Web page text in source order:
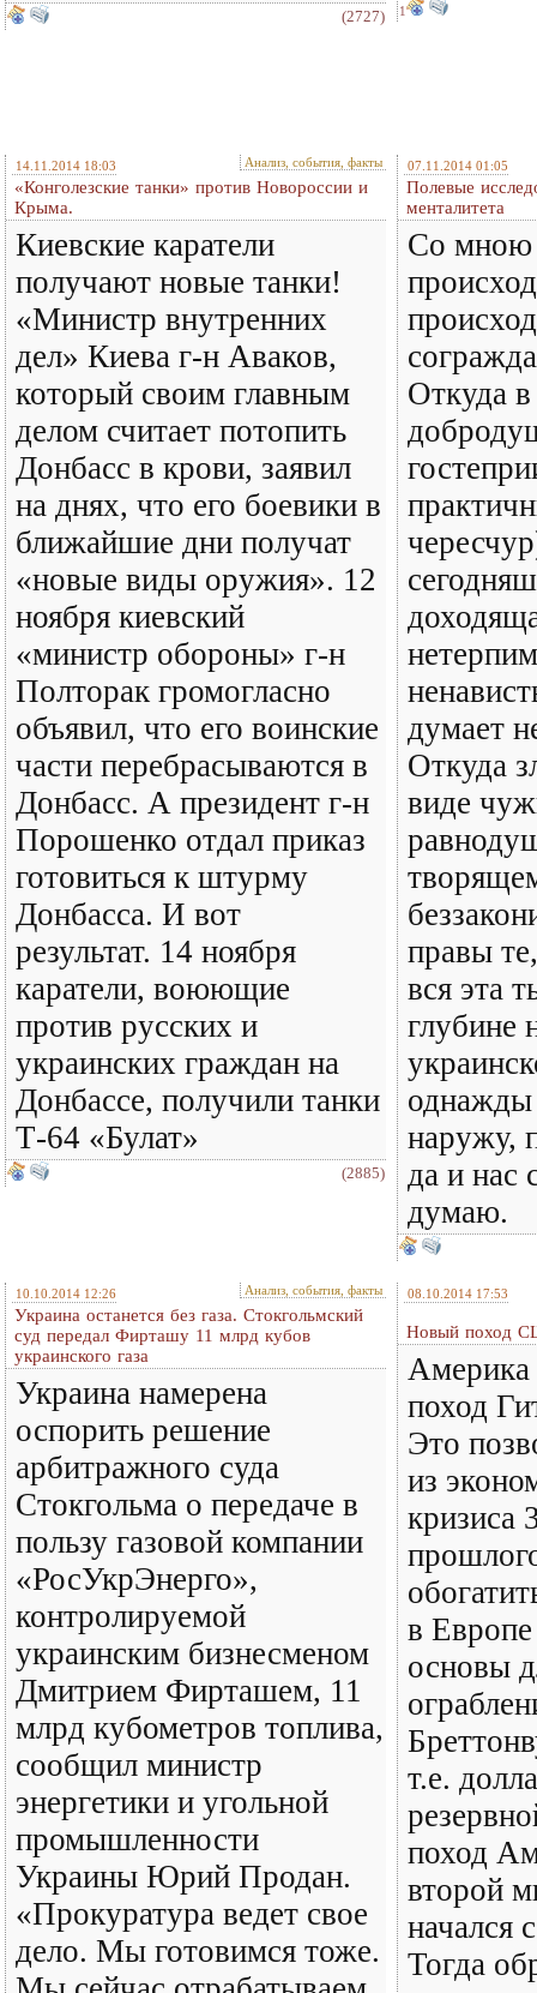
(2727) 1
14.11.2014 18:03 Анализ, события, факты
«Конголезские танки» против Новороссии и
Крыма.
Киевские каратели
получают новые танки!
«Министр внутренних
дел» Киева г-н Аваков,
который своим главным
делом считает потопить
Донбасс в крови, заявил
на днях, что его боевики в
ближайшие дни получат
«новые виды оружия». 12
ноября киевский
«министр обороны» г-н
Полторак громогласно
объявил, что его воинские
части перебрасываются в
Донбасс. А президент г-н
Порошенко отдал приказ
готовиться к штурму
Донбасса. И вот
результат. 14 ноября
каратели, воюющие
против русских и
украинских граждан на
Донбассе, получили танки
Т-64 «Булат»
(2885)
07.11.2014 01:05
Полевые
менталитета
Со мною
Откуда
думает
Откуда
виде
правы
вся эта
глубине
однажды
наружу,
да и нас
думаю.
10.10.2014 12:26 Анализ, события, факты
Украина останется без газа. Стокгольмский
суд передал Фирташу 11 млрд кубов
украинского газа
Украина намерена
оспорить решение
арбитражного суда
Стокгольма о передаче в
пользу газовой компании
«РосУкрЭнерго»,
контролируемой
украинским бизнесменом
Дмитрием Фирташем, 11
млрд кубометров топлива,
сообщил министр
энергетики и угольной
промышленности
Украины Юрий Продан.
«Прокуратура ведет свое
дело. Мы готовимся тоже.
08.10.2014 17:53
Новый поход
Америка
поход
Это
из
кризиса
в
основы
т.е.
поход
второй
начался
Тогда